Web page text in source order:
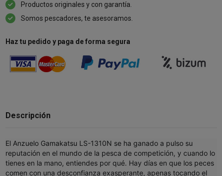
Productos originales y con garantía.
Somos pescadores, te asesoramos.
Haz tu pedido y paga de forma segura
Descripción
El Anzuelo Gamakatsu LS-1310N se ha ganado a pulso su
reputación en el mundo de la pesca de competición, y cuando lo
tienes en la mano, entiendes por qué. Hay días en que los peces
comen con una desconfianza exasperante, apenas tocando el